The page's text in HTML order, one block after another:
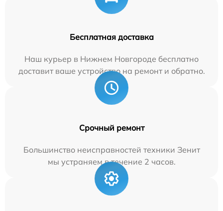
Бесплатная доставка
Наш курьер в Нижнем Новгороде бесплатно
доставит ваше устройство на ремонт и обратно.
Срочный ремонт
Большинство неисправностей техники Зенит
мы устраняем в течение 2 часов.